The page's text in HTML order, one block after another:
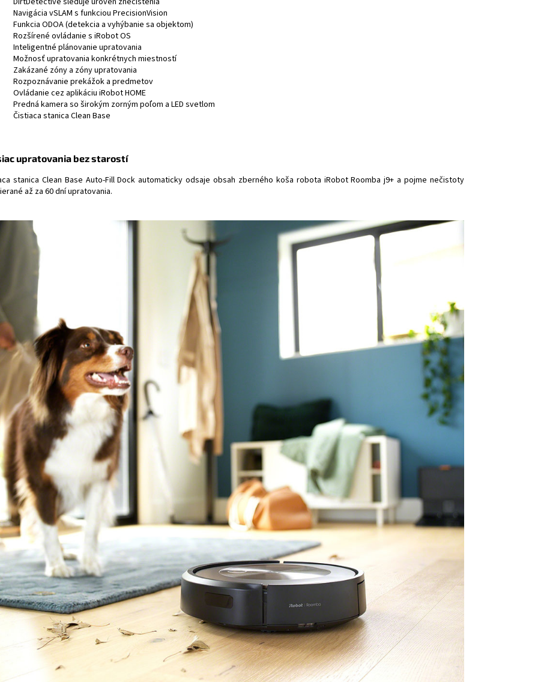
Navigácia vSLAM s funkciou PrecisionVision
Funkcia ODOA (detekcia a vyhýbanie sa objektom)
Rozšírené ovládanie s iRobot OS
Inteligentné plánovanie upratovania
Možnosť upratovania konkrétnych miestností
Zakázané zóny a zóny upratovania
Rozpoznávanie prekážok a predmetov
Ovládanie cez aplikáciu iRobot HOME
Predná kamera so širokým zorným poľom a LED svetlom
Čistiaca stanica Clean Base
upratovania bez starostí
stanica Clean Base Auto-Fill Dock automaticky odsaje obsah zberného koša robota iRobot Roomba j9+ a pojme nečistoty
až za 60 dní upratovania.